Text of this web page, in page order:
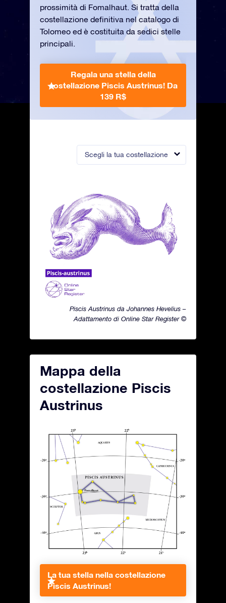
Scegli la tua costellazione
Piscis Austrinus da Johannes Hevelius –
Adattamento di Online Star Register ©
prossimità di Fomalhaut. Si tratta della
costellazione definitiva nel catalogo di
Tolomeo ed è costituita da sedici stelle
principali.
Regala una stella della
costellazione Piscis Austrinus! Da
139 R$
Mappa della
costellazione Piscis
Austrinus
La tua stella nella costellazione
Piscis Austrinus!